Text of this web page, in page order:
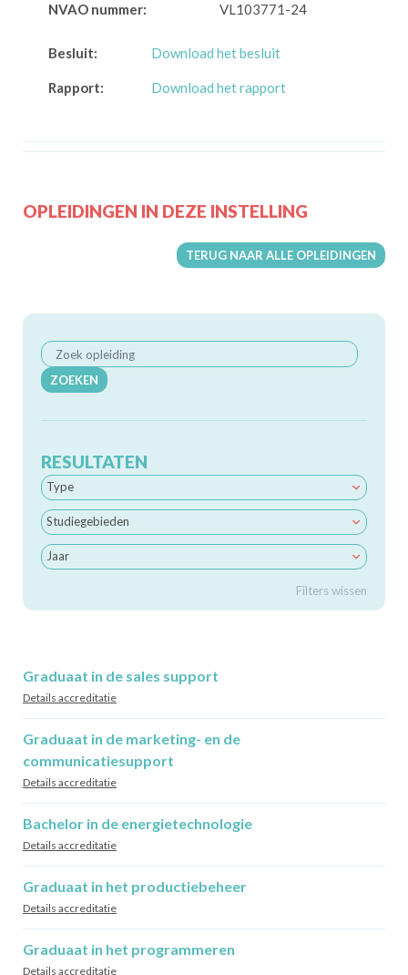
NVAO nummer: VL103771-24
Besluit: Download het besluit
Rapport: Download het rapport
OPLEIDINGEN IN DEZE INSTELLING
TERUG NAAR ALLE OPLEIDINGEN
ZOEKEN
RESULTATEN
Type
Studiegebieden
Jaar
Filters wissen
Graduaat in de sales support
Details accreditatie
Graduaat in de marketing- en de
communicatiesupport
Details accreditatie
Bachelor in de energietechnologie
Details accreditatie
Graduaat in het productiebeheer
Details accreditatie
Graduaat in het programmeren
Details accreditatie